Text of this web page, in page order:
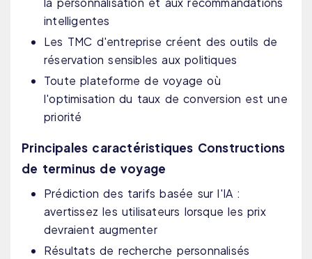
intelligentes
Les TMC d'entreprise créent des outils de
réservation sensibles aux politiques
Toute plateforme de voyage où
l'optimisation du taux de conversion est une
priorité
Principales caractéristiques Constructions
de terminus de voyage
Prédiction des tarifs basée sur l'IA :
avertissez les utilisateurs lorsque les prix
devraient augmenter
Résultats de recherche personnalisés